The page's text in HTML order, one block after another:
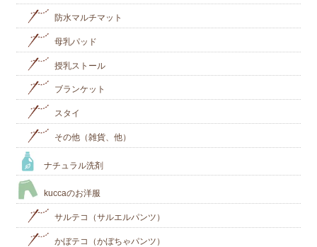
防水マルチマット
母乳パッド
授乳ストール
ブランケット
スタイ
その他（雑貨、他）
ナチュラル洗剤
kuccaのお洋服
サルテコ（サルエルパンツ）
かぼテコ（かぼちゃパンツ）